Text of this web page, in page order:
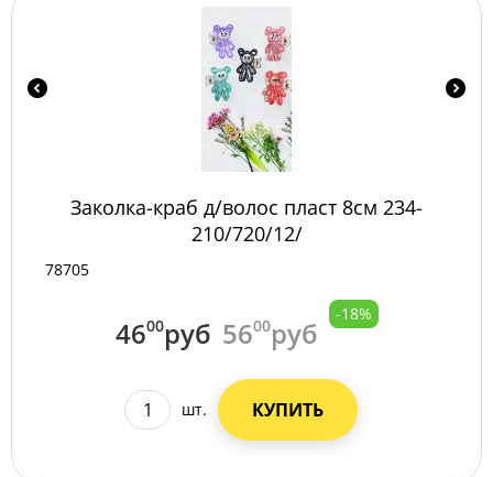
Заколка-краб д/волос пласт 8см 234-
210/720/12/
78705
4600руб 5600руб
-18%
шт. КУПИТЬ